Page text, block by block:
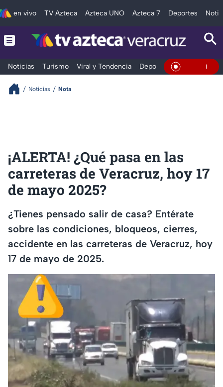
en vivo TV Azteca Azteca UNO Azteca 7 Deportes
Noticias Turismo Viral y Tendencia Deportes Espectáculos
En Vivo
Noticias Nota
¡ALERTA! ¿Qué pasa en las
carreteras de Veracruz, hoy 17
de mayo 2025?
¿Tienes pensado salir de casa? Entérate
sobre las condiciones, bloqueos, cierres,
accidente en las carreteras de Veracruz, hoy
17 de mayo de 2025.